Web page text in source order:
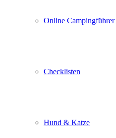
Online
Checklisten
Hund & Katze